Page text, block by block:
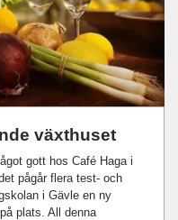
växthuset
gott hos Café Haga i
pågår flera test- och
i Gävle en ny
plats. All denna